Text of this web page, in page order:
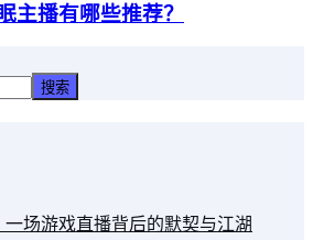
主播有哪些推荐？
搜索
场游戏直播背后的默契与江湖